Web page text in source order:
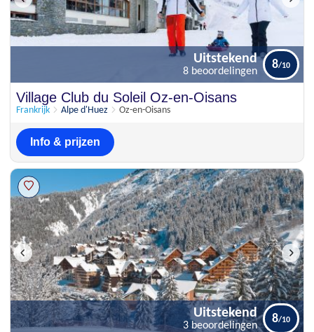
Uitstekend
Village Club du Soleil Oz-en-Oisans
Frankrijk Alpe d'Huez Oz-en-Oisans
Uitstekend
8 beoordelingen
8
Info & prijzen
Uitstekend
3 beoordelingen
8